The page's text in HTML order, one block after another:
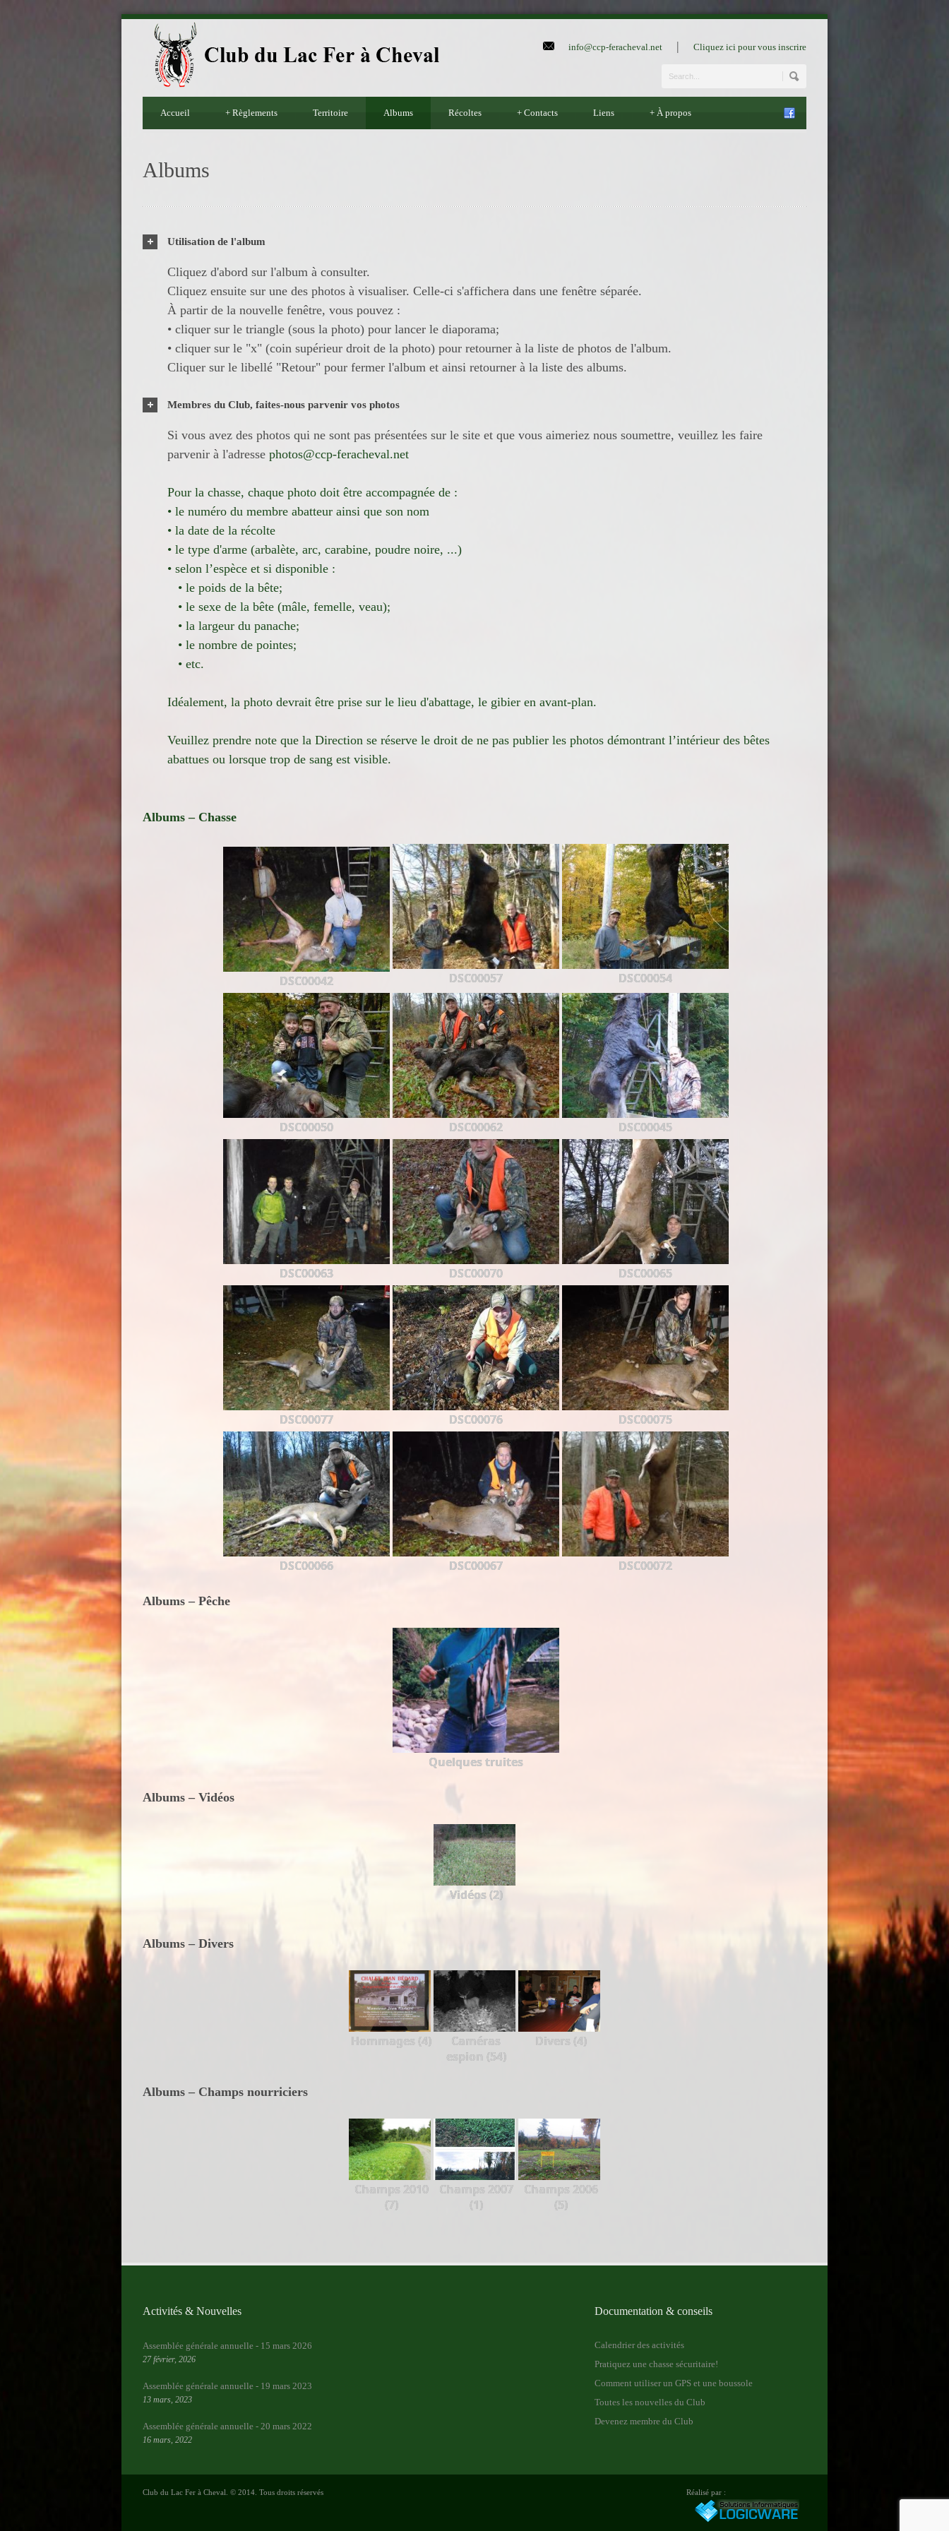
info@ccp-feracheval.net | Cliquez ici pour vous inscrire
Accueil Règlements
+ Territoire Albums Récoltes Contacts
+ Liens À propos
+
Albums
Utilisation de l'album
Cliquez d'abord sur l'album à consulter.
Cliquez ensuite sur une des photos à visualiser. Celle-ci s'affichera dans une fenêtre séparée.
À partir de la nouvelle fenêtre, vous pouvez :
• cliquer sur le triangle (sous la photo) pour lancer le diaporama;
• cliquer sur le "x" (coin supérieur droit de la photo) pour retourner à la liste de photos de l'album.
Cliquer sur le libellé "Retour" pour fermer l'album et ainsi retourner à la liste des albums.
Membres du Club, faites-nous parvenir vos photos
Si vous avez des photos qui ne sont pas présentées sur le site et que vous aimeriez nous soumettre, veuillez les faire
parvenir à l'adresse photos@ccp-feracheval.net
Pour la chasse, chaque photo doit être accompagnée de :
• le numéro du membre abatteur ainsi que son nom
• la date de la récolte
• le type d'arme (arbalète, arc, carabine, poudre noire, ...)
• selon l’espèce et si disponible :
• le poids de la bête;
• le sexe de la bête (mâle, femelle, veau);
• la largeur du panache;
• le nombre de pointes;
• etc.
Idéalement, la photo devrait être prise sur le lieu d'abattage, le gibier en avant-plan.
Veuillez prendre note que la Direction se réserve le droit de ne pas publier les photos démontrant l’intérieur des bêtes
abattues ou lorsque trop de sang est visible.
Albums – Chasse
DSC00042 DSC00057 DSC00054
DSC00050 DSC00062 DSC00045
DSC00063 DSC00070 DSC00065
DSC00077 DSC00076 DSC00075
DSC00066 DSC00067 DSC00072
Albums – Pêche
Quelques truites
Albums – Vidéos
Vidéos (2)
Albums – Divers
Hommages (4)
Caméras
espion (54)
Divers (4)
Albums – Champs nourriciers
Champs 2010
(7)
Champs 2007
(1)
Champs 2006
(5)
Activités & Nouvelles
Assemblée générale annuelle - 15 mars 2026
27 février, 2026
Assemblée générale annuelle - 19 mars 2023
13 mars, 2023
Assemblée générale annuelle - 20 mars 2022
16 mars, 2022
Documentation & conseils
Calendrier des activités
Pratiquez une chasse sécuritaire!
Comment utiliser un GPS et une boussole
Toutes les nouvelles du Club
Devenez membre du Club
Club du Lac Fer à Cheval. © 2014. Tous droits réservés Réalisé par :